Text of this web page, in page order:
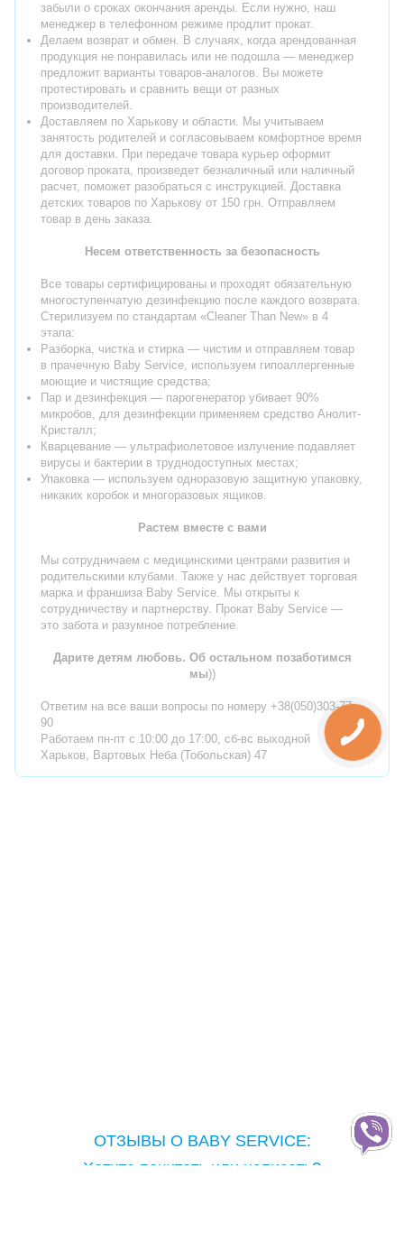
забыли о сроках окончания аренды. Если нужно, наш
менеджер в телефонном режиме продлит прокат.
Делаем возврат и обмен. В случаях, когда арендованная
продукция не понравилась или не подошла — менеджер
предложит варианты товаров-аналогов. Вы можете
протестировать и сравнить вещи от разных
производителей.
Доставляем по Харькову и области. Мы учитываем
занятость родителей и согласовываем комфортное время
для доставки. При передаче товара курьер оформит
договор проката, произведет безналичный или наличный
расчет, поможет разобраться с инструкцией. Доставка
детских товаров по Харькову от 150 грн. Отправляем
товар в день заказа.
Несем ответственность за безопасность
Все товары сертифицированы и проходят обязательную
многоступенчатую дезинфекцию после каждого возврата.
Стерилизуем по стандартам «Cleaner Than New» в 4
этапа:
Разборка, чистка и стирка — чистим и отправляем товар
в прачечную Baby Service, используем гипоаллергенные
моющие и чистящие средства;
Пар и дезинфекция — парогенератор убивает 90%
микробов, для дезинфекции применяем средство Анолит-
Кристалл;
Кварцевание — ультрафиолетовое излучение подавляет
вирусы и бактерии в труднодоступных местах;
Упаковка — используем одноразовую защитную упаковку,
никаких коробок и многоразовых ящиков.
Растем вместе с вами
Мы сотрудничаем с медицинскими центрами развития и
родительскими клубами. Также у нас действует торговая
марка и франшиза Baby Service. Мы открыты к
сотрудничеству и партнерству. Прокат Baby Service —
это забота и разумное потребление.
Дарите детям любовь. Об остальном позаботимся
мы))
Ответим на все ваши вопросы по номеру +38(050)303-77-
90
Работаем пн-пт с 10:00 до 17:00, сб-вс выходной
Харьков, Вартовых Неба (Тобольская) 47
ОТЗЫВЫ О BABY SERVICE:
Хотите почитать или написать?